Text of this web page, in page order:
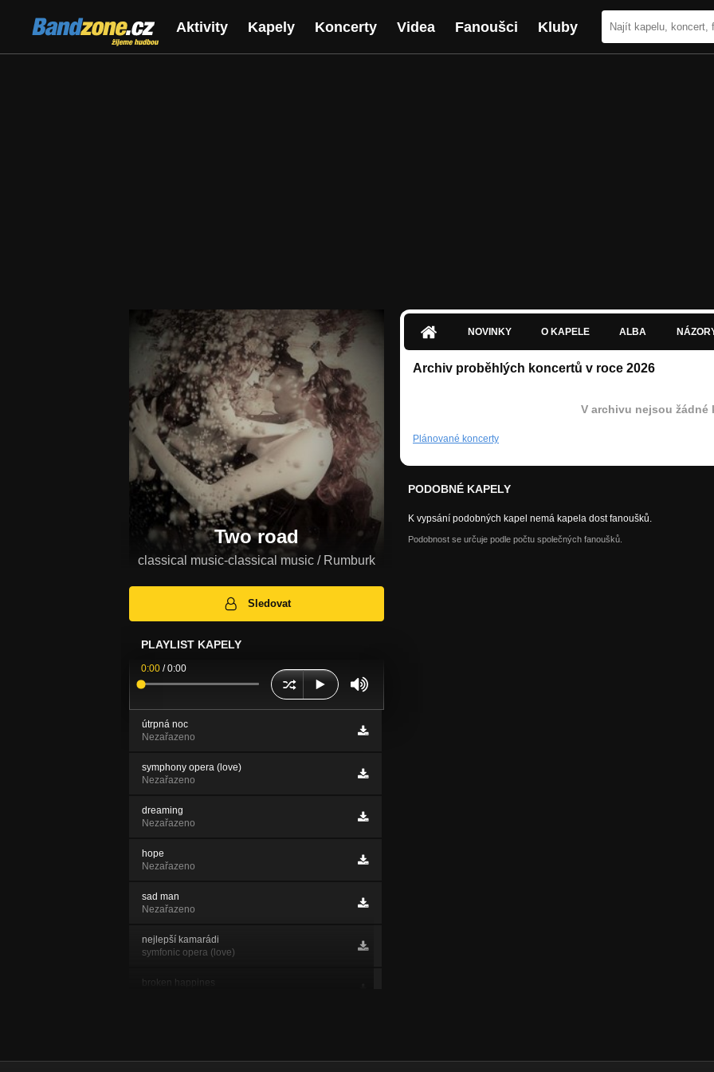
Bandzone.cz
žijeme hudbou
Aktivity Kapely Koncerty Videa Fanoušci Kluby
Two road
classical music-classical music / Rumburk
Sledovat
PLAYLIST KAPELY
0:00 /0:00
útrpná noc
Nezařazeno
symphony opera (love)
Nezařazeno
dreaming
Nezařazeno
hope
Nezařazeno
sad man
Nezařazeno
nejlepší kamarádi
symfonic opera (love)
broken happines
NOVINKY O KAPELE ALBA
Archiv proběhlých koncertů v roce 2026
V archivu nejsou žádné
Plánované koncerty
PODOBNÉ KAPELY
K vypsání podobných kapel nemá kapela dost fanoušků.
Podobnost se určuje podle počtu společných fanoušků.